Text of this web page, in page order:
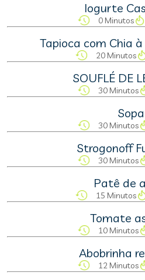
Iogurte
0 Minutos
Tapioca com Chia
20 Minutos
SOUFLÉ DE
30 Minutos
Sopa
30 Minutos
Strogonoff
30 Minutos
Patê de
15 Minutos
Tomate
10 Minutos
Abobrinha
12 Minutos